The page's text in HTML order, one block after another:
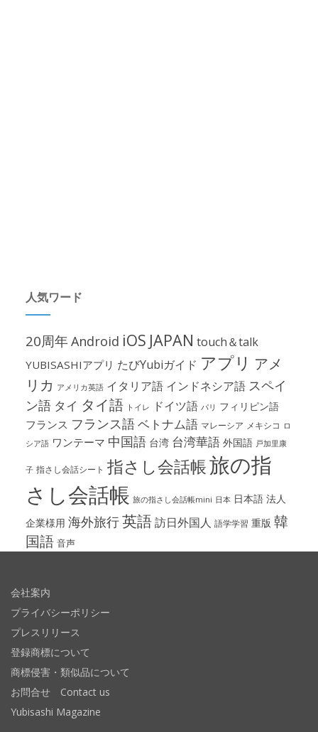
人気ワード
20周年Android iOS JAPAN touch＆talk
YUBISASHIアプリ たびYubiガイド アプリ アメ
リカ アメリカ英語 イタリア語 インドネシア語 スペイ
ン語 タイ タイ語 トイレ ドイツ語 パリ フィリピン語
フランス フランス語ベトナム語 マレーシア メキシコ ロ
シア語 ワンテーマ 中国語 台湾 台湾華語 外国語 戸加里康
子 指さし会話シート 指さし会話帳旅の指
さし会話帳 旅の指さし会話帳mini 日本 日本語 法人
企業様用 海外旅行英語訪日外国人 語学学習 重版 韓
国語 音声
会社案内
プライバシーポリシー
プレスリリース
登録商標について
商標侵害・類似品について
お問合せ Contact us
Yubisashi Magazine